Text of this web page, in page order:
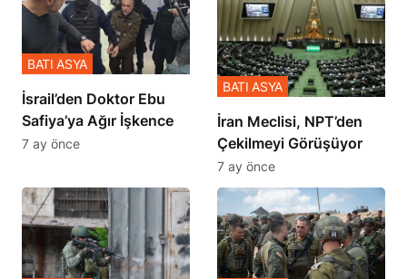
İsrail’den Doktor Ebu
Safiya’ya Ağır İşkence
BATI ASYA
7 ay önce
İran Meclisi, NPT’den
Çekilmeyi Görüşüyor
BATI ASYA
7 ay önce